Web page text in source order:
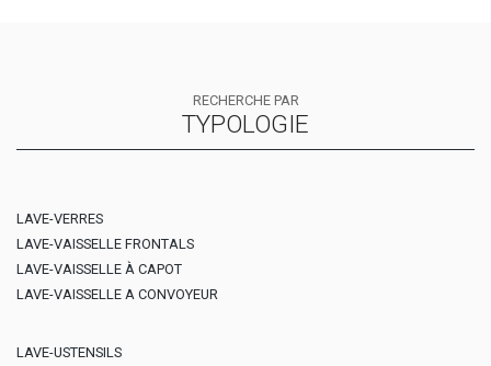
RECHERCHE PAR
TYPOLOGIE
LAVE-VERRES
LAVE-VAISSELLE FRONTALS
LAVE-VAISSELLE À CAPOT
LAVE-VAISSELLE A CONVOYEUR
LAVE-USTENSILS